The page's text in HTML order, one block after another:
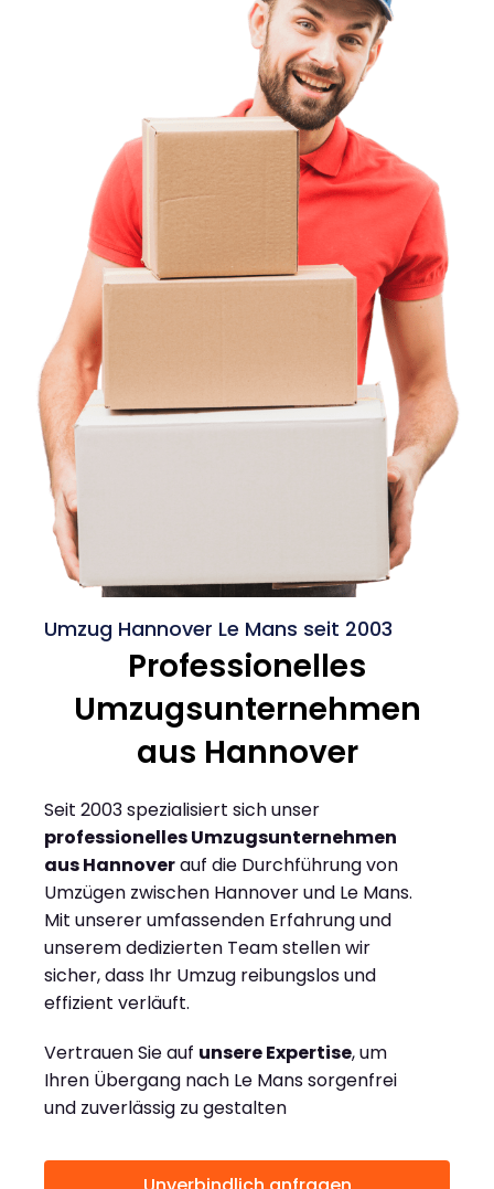
Umzug Hannover Le Mans seit 2003
Professionelles
Umzugsunternehmen
aus Hannover
Seit 2003 spezialisiert sich unser
professionelles Umzugsunternehmen
aus Hannoverauf die Durchführung von
Umzügen zwischen Hannover und Le Mans.
Mit unserer umfassenden Erfahrung und
unserem dedizierten Team stellen wir
sicher, dass Ihr Umzug reibungslos und
effizient verläuft.
Vertrauen Sie auf unsere Expertise, um
Ihren Übergang nach Le Mans sorgenfrei
und zuverlässig zu gestalten